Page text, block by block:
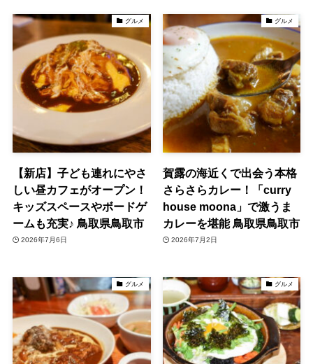
グルメ
【新店】子ども連れにやさ
しい昼カフェがオープン！
キッズスペースやボードゲ
ームも充実♪ 鳥取県鳥取市
2026年7月6日
グルメ
賀露の海近くで出会う本格
さらさらカレー！「curry
house moona」で激うま
カレーを堪能 鳥取県鳥取市
2026年7月2日
グルメ グルメ